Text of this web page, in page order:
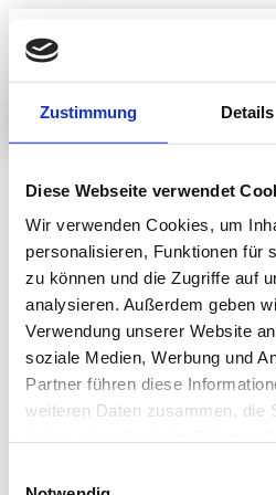
Zustimmung Details
Diese Webseite verwendet
Wir verwenden Cookies, um
personalisieren, Funktionen für
zu können und die Zugriffe auf
analysieren. Außerdem geben
Verwendung unserer Website
soziale Medien, Werbung und
Partner führen diese
weiteren Daten zusammen, die